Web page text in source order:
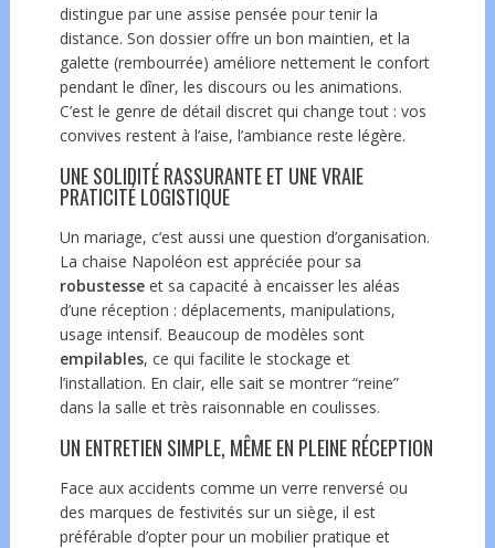
distingue par une assise pensée pour tenir la
distance. Son dossier offre un bon maintien, et la
galette (rembourrée) améliore nettement le confort
pendant le dîner, les discours ou les animations.
C’est le genre de détail discret qui change tout : vos
convives restent à l’aise, l’ambiance reste légère.
UNE SOLIDITÉ RASSURANTE ET UNE VRAIE
PRATICITÉ LOGISTIQUE
Un mariage, c’est aussi une question d’organisation.
La chaise Napoléon est appréciée pour sa
robustesseet sa capacité à encaisser les aléas
d’une réception : déplacements, manipulations,
usage intensif. Beaucoup de modèles sont
empilables, ce qui facilite le stockage et
l’installation. En clair, elle sait se montrer “reine”
dans la salle et très raisonnable en coulisses.
UN ENTRETIEN SIMPLE, MÊME EN PLEINE RÉCEPTION
Face aux accidents comme un verre renversé ou
des marques de festivités sur un siège, il est
préférable d’opter pour un mobilier pratique et